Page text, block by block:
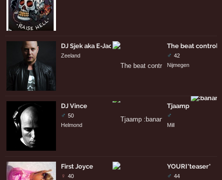
DJ Sjek aka E-Jackt
Zeeland
DJ Vince
♂ 50
Helmond
First Joyce
♀ 40
The beat
♂ 42
Nijmegen
Tjaamp
♂
Mill
YOURI*teaser*
♂ 44